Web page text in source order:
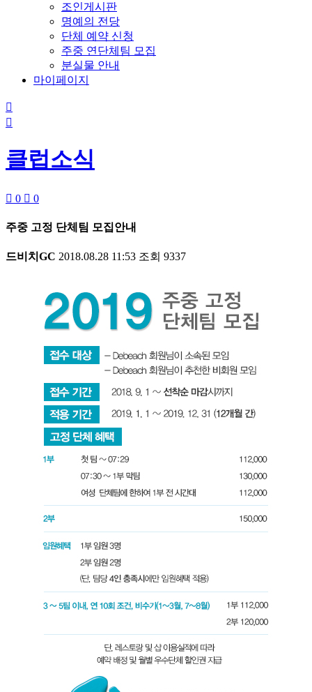
조인게시판
명예의 전당
단체 예약 신청
주중 연단체팀 모집
분실물 안내
마이페이지


클럽소식
 0  0
주중 고정 단체팀 모집안내
드비치GC 2018.08.28 11:53 조회 9337